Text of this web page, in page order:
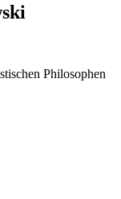
Philosophen